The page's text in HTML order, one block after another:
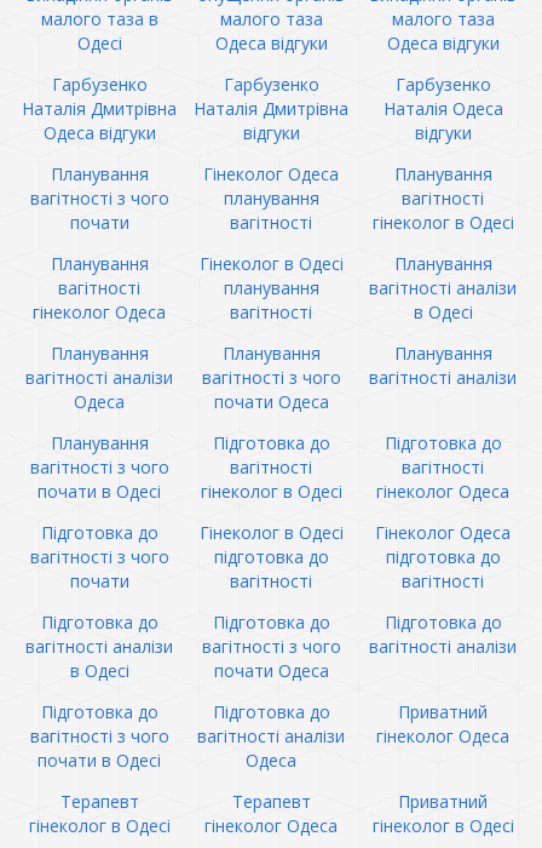
малого таза в
Одесі
малого таза
Одеса відгуки
малого таза
Одеса відгуки
Гарбузенко
Наталія Дмитрівна
Одеса відгуки
Гарбузенко
Наталія Дмитрівна
відгуки
Гарбузенко
Наталія Одеса
відгуки
Планування
вагітності з чого
почати
Гінеколог Одеса
планування
вагітності
Планування
вагітності
гінеколог в Одесі
Планування
вагітності
гінеколог Одеса
Гінеколог в Одесі
планування
вагітності
Планування
вагітності аналізи
в Одесі
Планування
вагітності аналізи
Одеса
Планування
вагітності з чого
почати Одеса
Планування
вагітності аналізи
Планування
вагітності з чого
почати в Одесі
Підготовка до
вагітності
гінеколог в Одесі
Підготовка до
вагітності
гінеколог Одеса
Підготовка до
вагітності з чого
почати
Гінеколог в Одесі
підготовка до
вагітності
Гінеколог Одеса
підготовка до
вагітності
Підготовка до
вагітності аналізи
в Одесі
Підготовка до
вагітності з чого
почати Одеса
Підготовка до
вагітності аналізи
Підготовка до
вагітності з чого
почати в Одесі
Підготовка до
вагітності аналізи
Одеса
Приватний
гінеколог Одеса
Терапевт
гінеколог в Одесі
Терапевт
гінеколог Одеса
Приватний
гінеколог в Одесі